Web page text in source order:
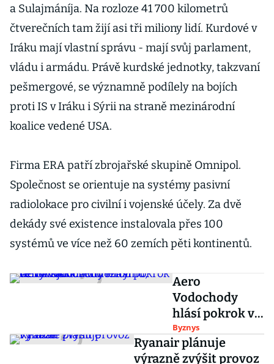
a Sulajmáníja. Na rozloze 41 700 kilometrů
čtverečních tam žijí asi tři miliony lidí. Kurdové v
Iráku mají vlastní správu - mají svůj parlament,
vládu i armádu. Právě kurdské jednotky, takzvaní
pešmergové, se významně podílely na bojích
proti IS v Iráku i Sýrii na straně mezinárodní
koalice vedené USA.
Firma ERA patří zbrojařské skupině Omnipol.
Společnost se orientuje na systémy pasivní
radiolokace pro civilní i vojenské účely. Za dvě
dekády své existence instalovala přes 100
systémů ve více než 60 zemích pěti kontinentů.
Aero
Vodochody
hlásí pokrok ve
vývoji nového
letounu, firma
získala důležitý
Byznys
Ryanair plánuje
výrazně zvýšit provoz